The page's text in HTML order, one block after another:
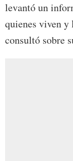
levantó un
quienes viven y
consultó sobre